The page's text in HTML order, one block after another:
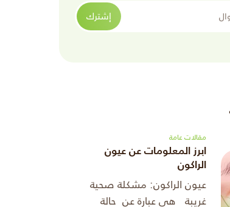
إشترك
مقالات عامة
ابرز المعلومات عن عيون
الراكون
عيون الراكون: مشكلة صحية
غريبة هي عبارة عن حالة